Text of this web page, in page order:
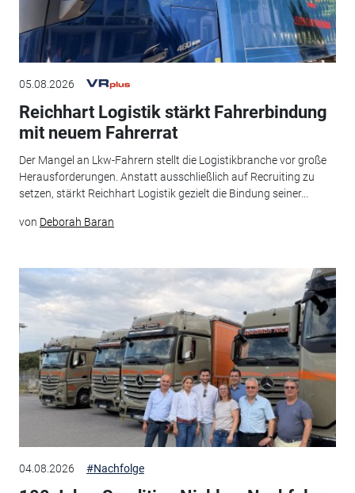
05.08.2026
Reichhart Logistik stärkt Fahrerbindung
mit neuem Fahrerrat
Der Mangel an Lkw-Fahrern stellt die Logistikbranche vor große
Herausforderungen. Anstatt ausschließlich auf Recruiting zu
setzen, stärkt Reichhart Logistik gezielt die Bindung seiner...
von Deborah Baran
04.08.2026 #Nachfolge